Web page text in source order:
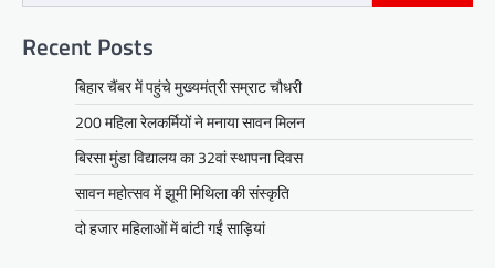
Recent Posts
बिहार चैंबर में पहुंचे मुख्यमंत्री सम्राट चौधरी
200 महिला रेलकर्मियों ने मनाया सावन मिलन
बिरसा मुंडा विद्यालय का 32वां स्थापना दिवस
सावन महोत्सव में झूमी मिथिला की संस्कृति
दो हजार महिलाओं में बांटी गईं साड़ियां